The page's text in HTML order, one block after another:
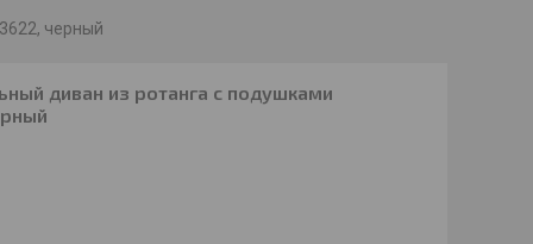
черный
диван из ротанга с подушками